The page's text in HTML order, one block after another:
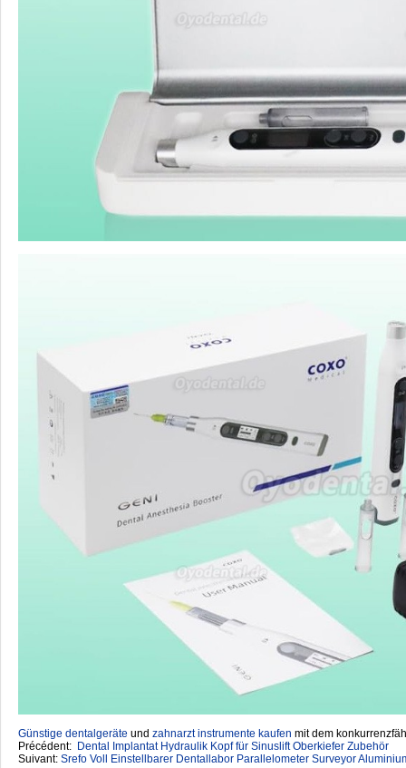
Günstige dentalgeräte ‎ und zahnarzt instrumente kaufen mit dem
Précédent: Dental Implantat Hydraulik Kopf für Sinuslift Oberkiefer Zubehör
Suivant: Srefo Voll Einstellbarer Dentallabor Parallelometer Surveyor